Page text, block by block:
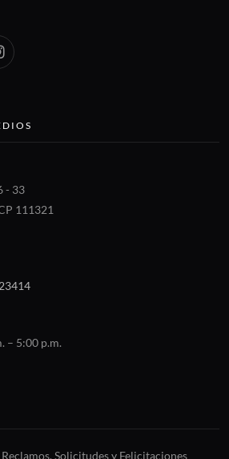
- 33
111321
– 5:00 p.m.
Solicitudes y Felicitaciones